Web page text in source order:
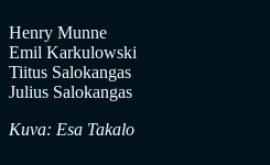
Henry Munne
Emil Karkulowski
Tiitus Salokangas
Julius Salokangas
Kuva: Esa Takalo